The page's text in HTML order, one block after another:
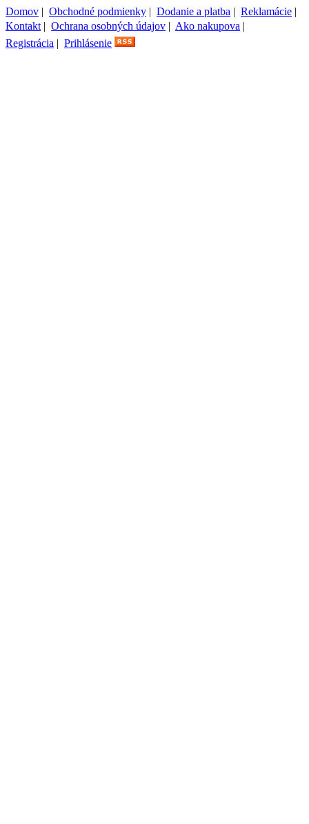
Domov | Obchodné podmienky | Dodanie a platba | Reklamácie |
Kontakt | Ochrana osobných údajov | Ako nakupova |
Registrácia | Prihlásenie